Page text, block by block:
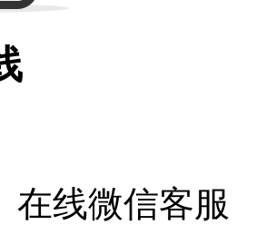
在线微信客服